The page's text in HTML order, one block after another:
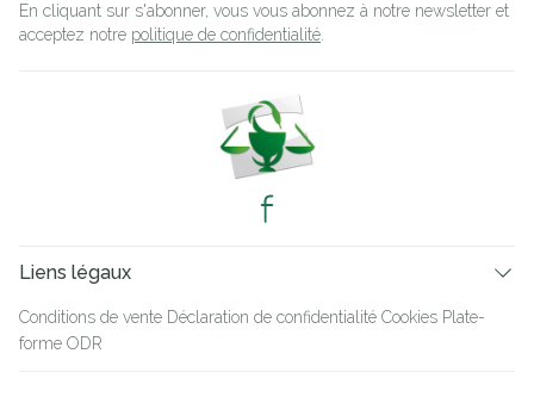
En cliquant sur s'abonner, vous vous abonnez à notre newsletter et
acceptez notre politique de confidentialité
Liens légaux
Conditions de vente Déclaration de confidentialité Cookies Plate-
forme ODR